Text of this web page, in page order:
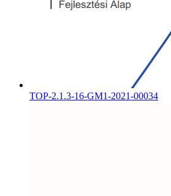
TOP-2.1.3-16-GM1-2021-00034